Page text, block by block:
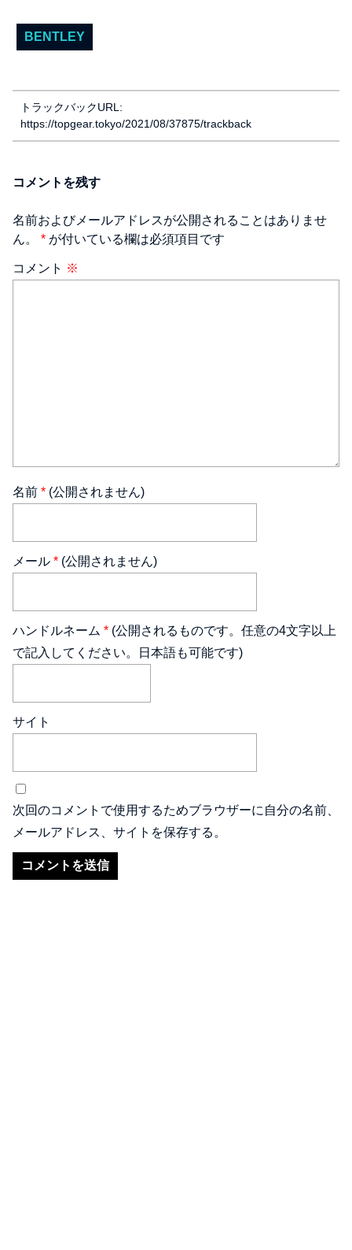
BENTLEY
トラックバックURL:
https://topgear.tokyo/2021/08/37875/trackback
コメントを残す
名前およびメールアドレスが公開されることはありませ
ん。 * が付いている欄は必須項目です
コメント ※
名前 * (公開されません)
メール * (公開されません)
ハンドルネーム * (公開されるものです。任意の4文字以上
で記入してください。日本語も可能です)
サイト
次回のコメントで使用するためブラウザーに自分の名前、
メールアドレス、サイトを保存する。